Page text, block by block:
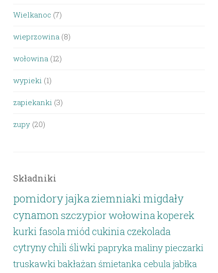
Wielkanoc (7)
wieprzowina (8)
wołowina (12)
wypieki (1)
zapiekanki (3)
zupy (20)
Składniki
pomidoryjajkaziemniaki migdały
cynamonszczypiorwołowinakoperek
kurki fasolamiódcukiniaczekolada
cytrynychili śliwki paprykamalinypieczarki
truskawkibakłażan śmietanka cebulajabłka